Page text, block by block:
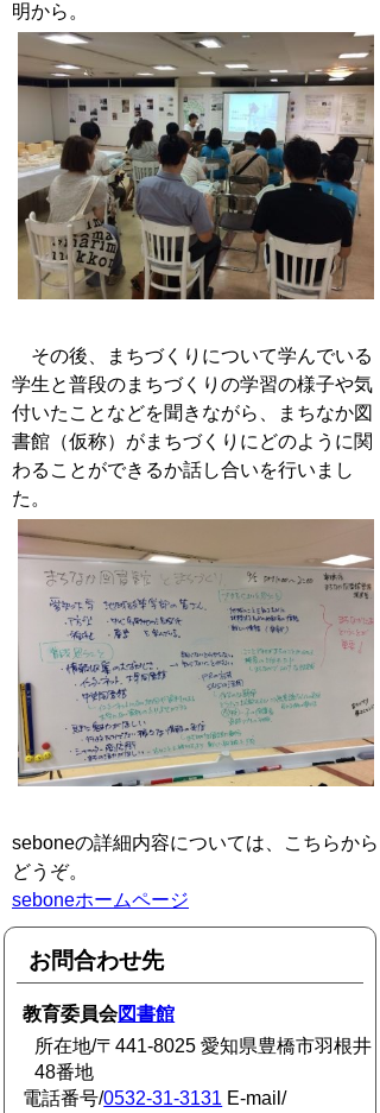
明から。
その後、まちづくりについて学んでいる
学生と普段のまちづくりの学習の様子や気
付いたことなどを聞きながら、まちなか図
書館（仮称）がまちづくりにどのように関
わることができるか話し合いを行いまし
た。
seboneの詳細内容については、こちらから
どうぞ。
seboneホームページ
お問合わせ先
教育委員会図書館
所在地/〒441-8025 愛知県豊橋市羽根井
48番地
電話番号/0532-31-3131 E-mail/